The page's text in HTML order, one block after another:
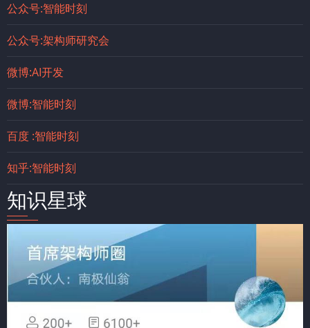
公众号:智能时刻
公众号:架构师研究会
微博:AI开发
微博:智能时刻
百度 :智能时刻
知乎:智能时刻
知识星球